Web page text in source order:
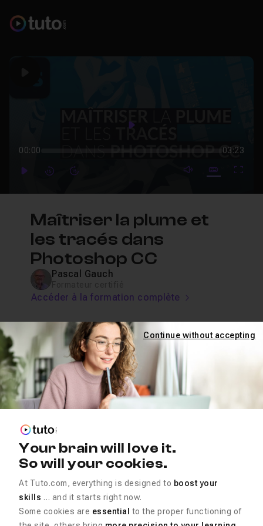
Play
00:00 03:23
PlayForwardForward mute video
Subtitles
Maîtriser la plume et
les tracés dans
Photoshop CC
Pascal Gauch
Accéder à la formation complète